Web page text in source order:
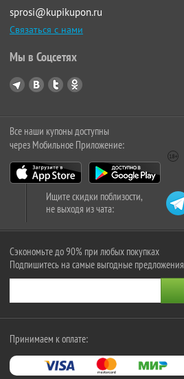
sprosi@kupikupon.ru
Связаться с нами
Мы в Соцсетях
Все наши купоны доступны
через Мобильное Приложение:
Ищите скидки поблизости,
не выходя из чата:
Сэкономьте до 90% при любых покупках
Подпишитесь на самые выгодные предложения
Принимаем к оплате: